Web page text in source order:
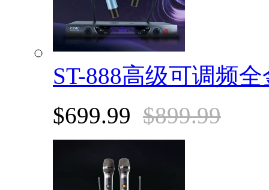
ST-888高级可调频
$699.99 $899.99